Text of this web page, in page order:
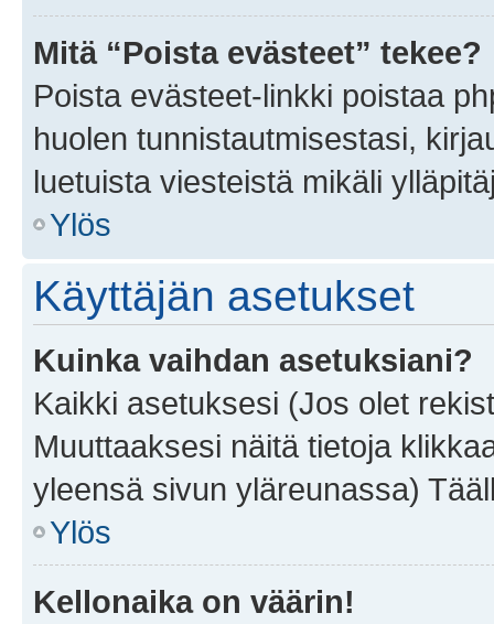
Mitä “Poista evästeet” tekee?
Poista evästeet-linkki poistaa
huolen tunnistautmisestasi,
luetuista viesteistä mikäli
Ylös
Käyttäjän asetukset
Kuinka vaihdan asetuksiani?
Kaikki asetuksesi (Jos olet
Muuttaaksesi näitä tietoja
yleensä sivun yläreunassa)
Ylös
Kellonaika on väärin!